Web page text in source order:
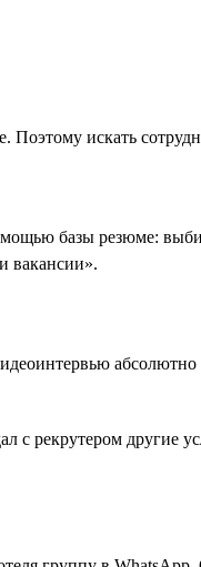
Поэтому искать
базы резюме:
вакансии».
с рекрутером